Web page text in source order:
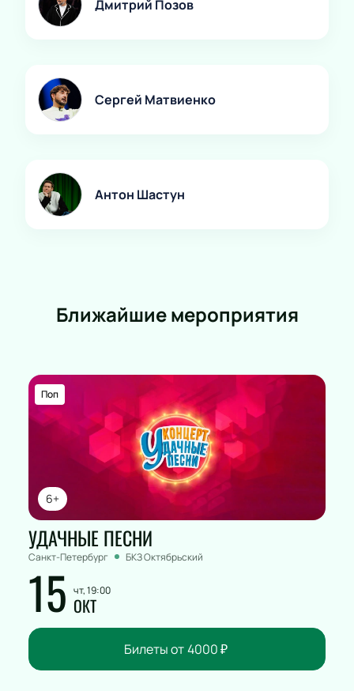
Дмитрий Позов
Сергей Матвиенко
Антон Шастун
Ближайшие мероприятия
6+
Поп
УДАЧНЫЕ ПЕСНИ
Санкт-Петербург БКЗ Октябрьский
15 чт, 19:00
ОКТ
Билеты от 4000₽